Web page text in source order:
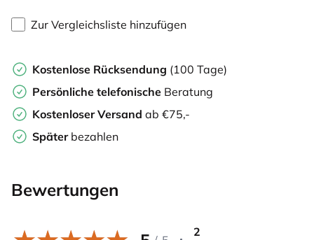
Zur Vergleichsliste hinzufügen
Kostenlose Rücksendung (100 Tage)
Persönliche telefonische Beratung
Kostenloser Versand ab €75,-
Später bezahlen
Bewertungen
2